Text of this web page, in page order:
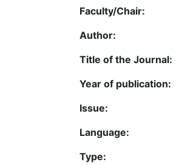
Faculty/Chair:
Author:
Title of the Journal:
Year of publication:
Issue:
Language:
Type: